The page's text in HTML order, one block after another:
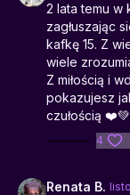
2 lata temu w
zagłuszając
kafkę 15. Z
wiele
Z miłością i
pokazujesz
czułością
4
Renata B.